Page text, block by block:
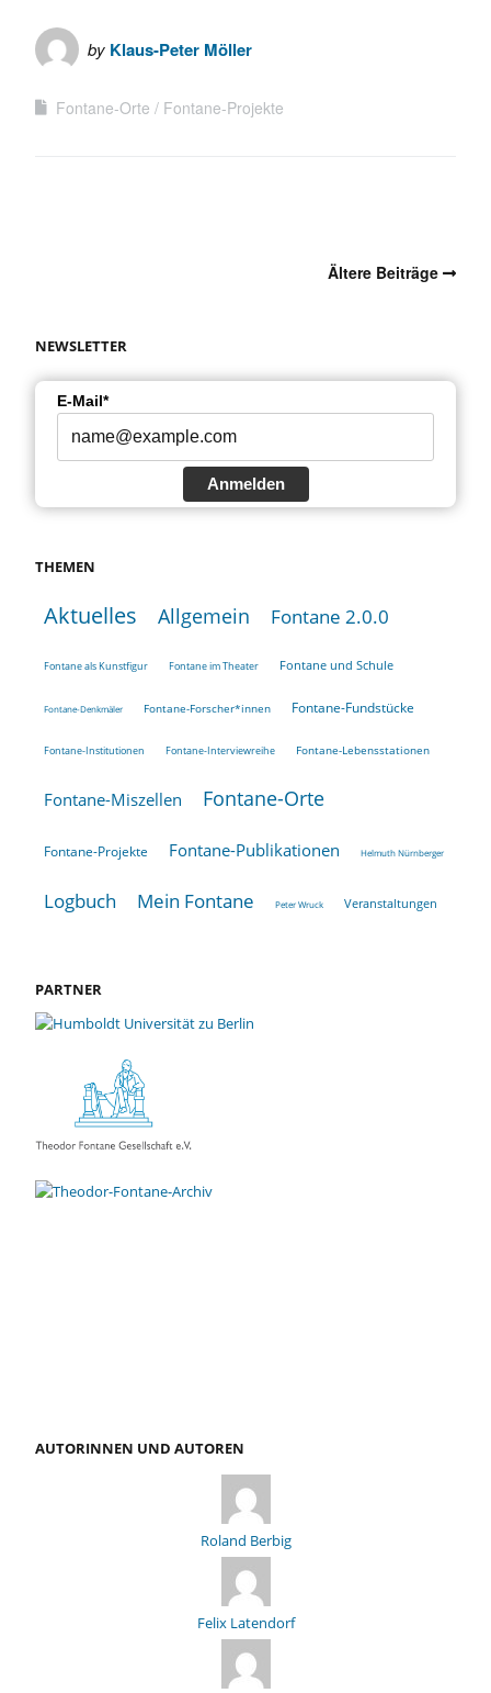
by Klaus-Peter Möller
Fontane-Orte Fontane-Projekte
Ältere Beiträge
NEWSLETTER
E-Mail*
Anmelden
THEMEN
Aktuelles Allgemein Fontane 2.0.0
Fontane als Kunstfigur Fontane im Theater Fontane und Schule
Fontane-Denkmäler Fontane-Forscher*innen Fontane-Fundstücke
Fontane-Institutionen Fontane-Interviewreihe Fontane-Lebensstationen
Fontane-Miszellen Fontane-Orte
Fontane-Projekte Fontane-Publikationen Helmuth Nürnberger
Logbuch Mein Fontane Peter Wruck Veranstaltungen
PARTNER
AUTORINNEN UND AUTOREN
Roland Berbig
Felix Latendorf